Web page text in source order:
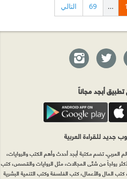
1
...
69 التالي
أبجد مجاناً
جديد للقراءة العربية
العربي. تضم مكتبة أبجد أحدث وأهم الكتب والروايات،
رواجاً من شتّى المجالات، مثل الروايات والقصص، كتب
كتب المال والأعمال، كتب الفلسفة وكتب التنمية البشرية